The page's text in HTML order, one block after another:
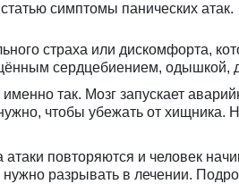
симптомы панических атак.
страха или дискомфорта,
сердцебиением, одышкой,
так. Мозг запускает
чтобы убежать от хищника.
повторяются и человек
разрывать в лечении.